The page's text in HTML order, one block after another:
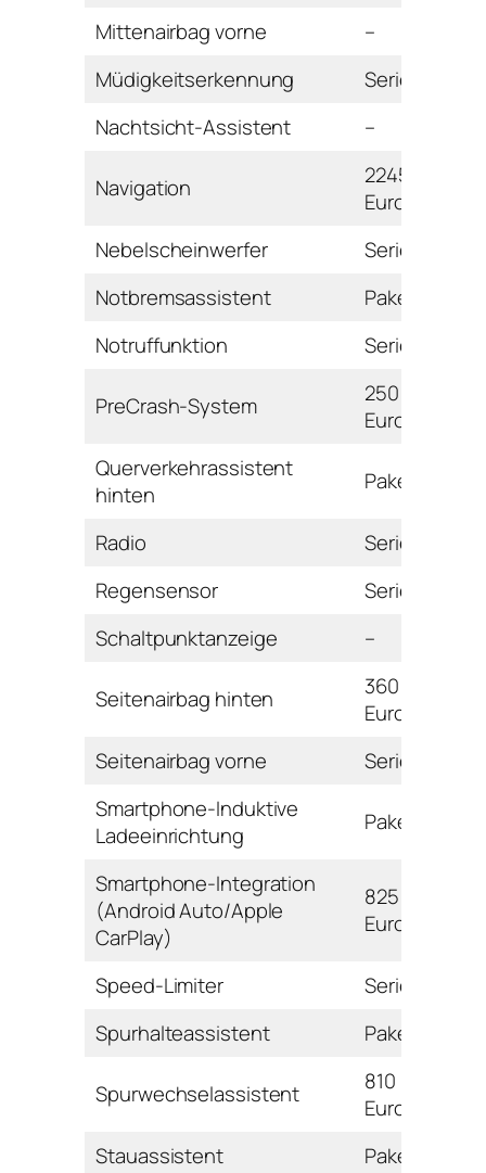
Mittenairbag vorne
–
Müdigkeitserkennung
Serie
Nachtsicht-Assistent
–
Navigation
2245
Euro
Nebelscheinwerfer
Serie
Notbremsassistent
Paket
Notruffunktion
Serie
PreCrash-System
250
Euro
Querverkehrassistent
hinten
Paket
Radio
Serie
Regensensor
Serie
Schaltpunktanzeige
–
Seitenairbag hinten
360
Euro
Seitenairbag vorne
Serie
Smartphone-Induktive
Ladeeinrichtung
Paket
Smartphone-Integration
(Android Auto/Apple
CarPlay)
825
Euro
Speed-Limiter
Serie
Spurhalteassistent
Paket
Spurwechselassistent
810
Euro
Stauassistent
Paket